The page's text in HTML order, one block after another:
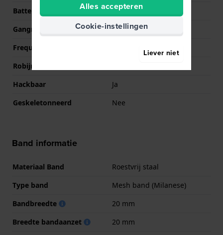
Batterij
No battery needed
Gangreserve
62
Frequentie
Robijnen
Hackbaar
Ja
Geskeletonneerd
Nee
Band informatie
Materiaal Band
Roestvrij staal
Type band
Mesh band (Milanese)
Bandbreedte
20 mm
Breedte bandaanzet
20 mm
Alles accepteren
Cookie-instellingen
Liever niet